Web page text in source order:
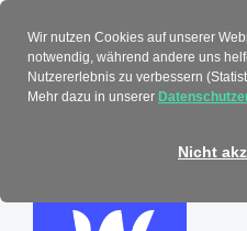
Wir nutzen Cookies auf unserer
notwendig, während andere uns
Nutzererlebnis zu verbessern
Mehr dazu in unserer
Nicht